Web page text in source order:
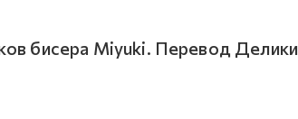
бисера Miyuki. Перевод Делики